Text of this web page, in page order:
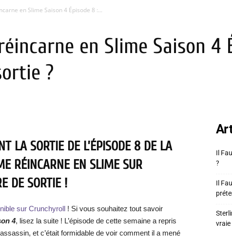
en Slime Saison 4 Épisode 8 :...
en Slime Saison 4
?
LA SORTIE DE L’ÉPISODE 8 DE LA
RÉINCARNE EN SLIME SUR
DE SORTIE !
sur Crunchyroll ! Si vous souhaitez tout savoir
4, lisez la suite ! L’épisode de cette semaine a repris
et c’était formidable de voir comment il a mené
Il
?
Il
vraie